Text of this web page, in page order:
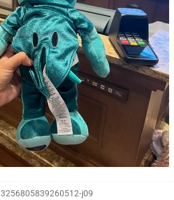
3256805839260512-j09